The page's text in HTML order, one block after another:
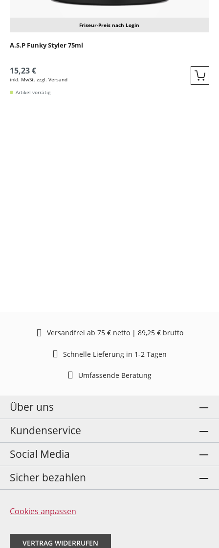
Friseur-Preis nach Login
A.S.P Funky Styler 75ml
15,23 €
inkl. MwSt. zzgl. Versand
Artikel vorrätig
Versandfrei ab 75 € netto | 89,25 € brutto
Schnelle Lieferung in 1-2 Tagen
Umfassende Beratung
Über uns
Kundenservice
Social Media
Sicher bezahlen
Cookies anpassen
VERTRAG WIDERRUFEN